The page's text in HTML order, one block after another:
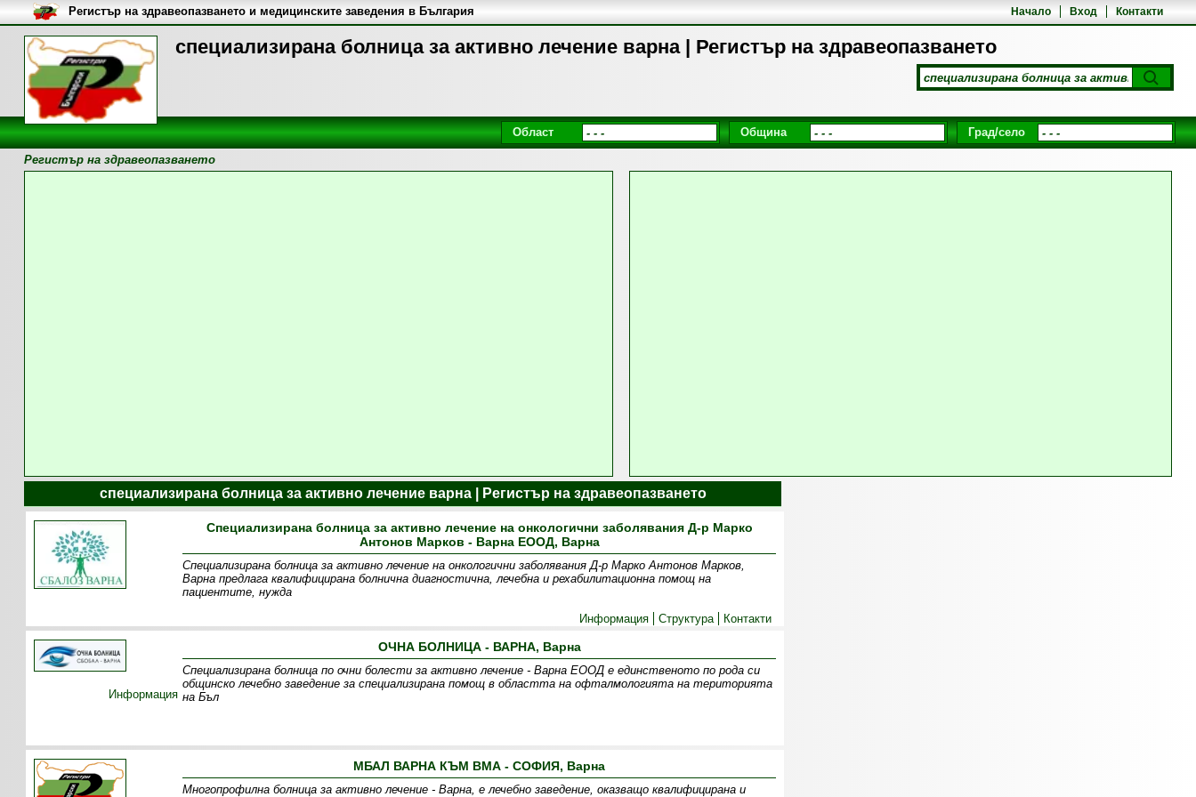
специализирана болница за активно лечение варна | Регистър на здравеопазването
Начало Вход Контакти
Регистър на здравеопазването и медицинските заведения в България
Област Община Град/село
Регистър на здравеопазването
специализирана болница за активно лечение варна | Регистър на здравеопазването
Специализирана болница за активно лечение на онкологични заболявания Д-р Марко
Антонов Марков - Варна ЕООД, Варна
Специализирана болница за активно лечение на онкологични заболявания Д-р Марко Антонов Марков,
Варна предлага квалифицирана болнична диагностична, лечебна и рехабилитационна помощ на
пациентите, нужда
Информация
Структура Контакти
ОЧНА БОЛНИЦА - ВАРНА, Варна
Специализирана болница по очни болести за активно лечение - Варна ЕООД е единственото по рода си
общинско лечебно заведение за специализирана помощ в областта на офталмологията на територията
на Бъл
Информация
МБАЛ ВАРНА КЪМ ВМА - СОФИЯ, Варна
Многопрофилна болница за активно лечение - Варна, е лечебно заведение, оказващо квалифицирана и